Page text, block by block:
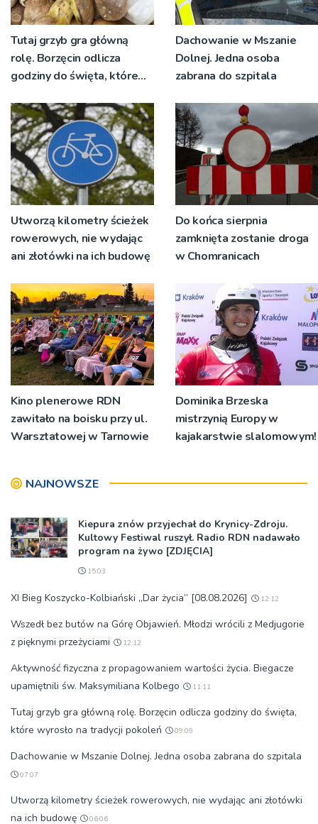
Tutaj grzyb gra główną
rolę. Borzęcin odlicza
godziny do święta, które
pokoleń
Dachowanie w Mszanie
Dolnej. Jedna osoba
zabrana do szpitala
Utworzą kilometry ścieżek
rowerowych, nie wydając
ani złotówki na ich budowę
Do końca sierpnia
zamknięta zostanie droga
w Chomranicach
Kino plenerowe RDN
zawitało na boisku przy ul.
Warsztatowej w Tarnowie
Dominika Brzeska
mistrzynią Europy w
kajakarstwie slalomowym!
NAJNOWSZE
Kiepura znów przyjechał do Krynicy-Zdroju.
Kultowy Festiwal ruszył. Radio RDN nadawało
program na żywo [ZDJĘCIA]
15:03
XI Bieg Koszycko-Kolbiański „Dar życia” [08.08.2026] 12:12
Wszedł bez butów na Górę Objawień. Młodzi wrócili z Medjugorie
z pięknymi przeżyciami
12:12
Aktywność fizyczna z propagowaniem wartości życia. Biegacze
upamiętnili św. Maksymiliana Kolbego
11:11
Tutaj grzyb gra główną rolę. Borzęcin odlicza godziny do święta,
które wyrosło na tradycji pokoleń
09:09
Dachowanie w Mszanie Dolnej. Jedna osoba zabrana do szpitala
07:07
Utworzą kilometry ścieżek rowerowych, nie wydając ani złotówki
na ich budowę
06:06